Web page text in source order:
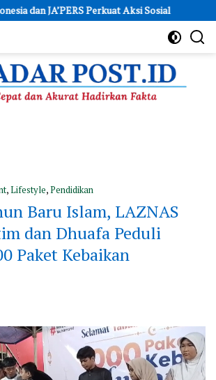
Perkuat Aksi Sosial Polres Kebumen
,Lifestyle,Pendidikan
Baru Islam, LAZNAS
dan Dhuafa Peduli
Paket Kebaikan